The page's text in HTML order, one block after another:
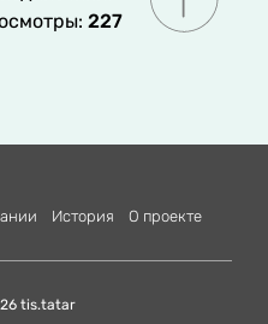
227
История О проекте
tis.tatar